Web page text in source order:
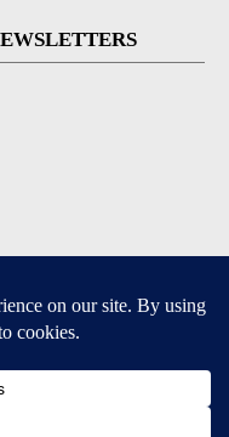
Android